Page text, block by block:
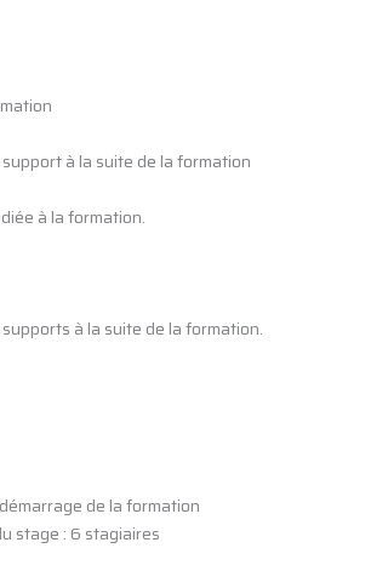
à la suite de la formation
à la formation.
à la suite de la formation.
de la formation
stage : 6 stagiaires